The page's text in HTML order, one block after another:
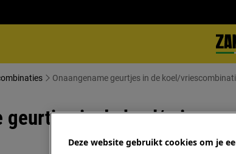
Onaangename geurtjes in de koel/
geurtjes in de koel/
Deze website gebruikt cookies om je